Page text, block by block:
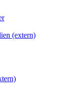
(extern)